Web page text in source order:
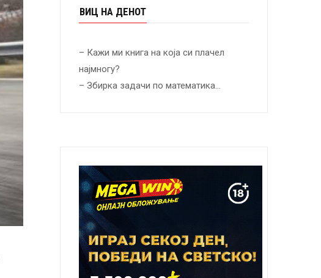
ВИЦ НА ДЕНОТ
– Кажи ми книга на која си плачел
најмногу?
– Збирка задачи по математика…